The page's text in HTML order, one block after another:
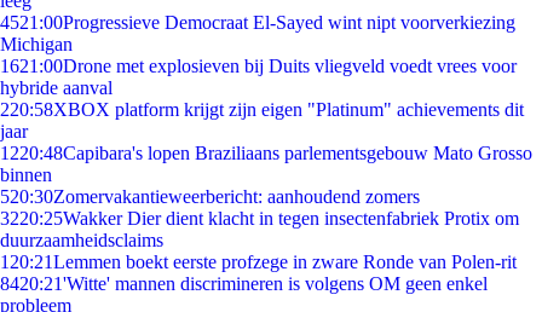
4521:00Progressieve Democraat El-Sayed wint nipt voorverkiezing
Michigan
1621:00Drone met explosieven bij Duits vliegveld voedt vrees voor
hybride aanval
220:58XBOX platform krijgt zijn eigen "Platinum" achievements dit
jaar
1220:48Capibara's lopen Braziliaans parlementsgebouw Mato Grosso
binnen
520:30Zomervakantieweerbericht: aanhoudend zomers
3220:25Wakker Dier dient klacht in tegen insectenfabriek Protix om
duurzaamheidsclaims
1 20:21Lemmen boekt eerste profzege in zware Ronde van Polen-rit
8420:21'Witte' mannen discrimineren is volgens OM geen enkel
probleem